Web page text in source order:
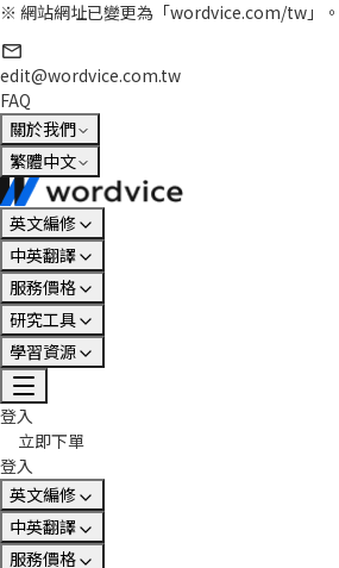
※ 網站網址已變更為「wordvice.com/tw」。
edit@wordvice.com.tw
FAQ
關於我們
繁體中文
英文編修
中英翻譯
服務價格
研究工具
學習資源
登入
立即下單
登入
英文編修
中英翻譯
服務價格